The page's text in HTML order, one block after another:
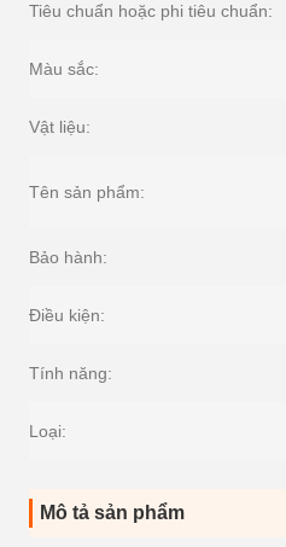
Tiêu chuẩn hoặc phi tiêu chuẩn:
Màu sắc:
Vật liệu:
Tên sản phẩm:
Bảo hành:
Điều kiện:
Tính năng:
Loại:
Mô tả sản phẩm